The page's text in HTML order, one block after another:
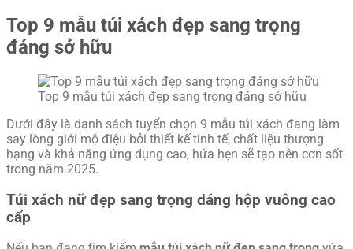
Top 9 mẫu túi xách đẹp sang trọng
đáng sở hữu
Top 9 mẫu túi xách đẹp sang trọng đáng sở hữu
Dưới đây là danh sách tuyển chọn 9 mẫu túi xách đang làm
say lòng giới mộ điệu bởi thiết kế tinh tế, chất liệu thượng
hạng và khả năng ứng dụng cao, hứa hẹn sẽ tạo nên cơn sốt
trong năm 2025.
Túi xách nữ đẹp sang trọng dáng hộp vuông cao
cấp